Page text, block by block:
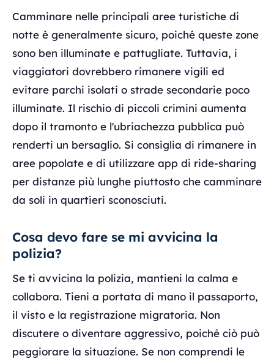
Camminare nelle principali aree turistiche di
notte è generalmente sicuro, poiché queste zone
sono ben illuminate e pattugliate. Tuttavia, i
viaggiatori dovrebbero rimanere vigili ed
evitare parchi isolati o strade secondarie poco
illuminate. Il rischio di piccoli crimini aumenta
dopo il tramonto e l'ubriachezza pubblica può
renderti un bersaglio. Si consiglia di rimanere in
aree popolate e di utilizzare app di ride-sharing
per distanze più lunghe piuttosto che camminare
da soli in quartieri sconosciuti.
Cosa devo fare se mi avvicina la
polizia?
Se ti avvicina la polizia, mantieni la calma e
collabora. Tieni a portata di mano il passaporto,
il visto e la registrazione migratoria. Non
discutere o diventare aggressivo, poiché ciò può
peggiorare la situazione. Se non comprendi le